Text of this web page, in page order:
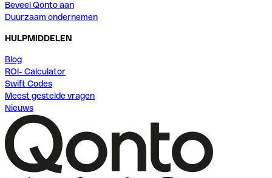
Beveel Qonto aan
Duurzaam ondernemen
HULPMIDDELEN
Blog
ROI- Calculator
Swift Codes
Meest gestelde vragen
Nieuws